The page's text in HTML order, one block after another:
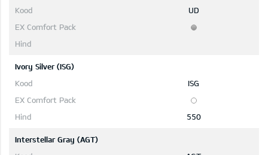
UD
Ivory Silver (ISG)
ISG
550
Interstellar Gray (AGT)